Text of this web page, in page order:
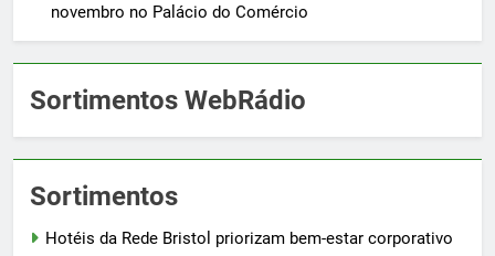
novembro no Palácio do Comércio
Sortimentos WebRádio
Sortimentos
Hotéis da Rede Bristol priorizam bem-estar corporativo